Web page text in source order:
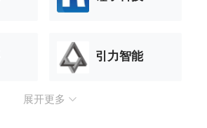
引力智能
展开更多